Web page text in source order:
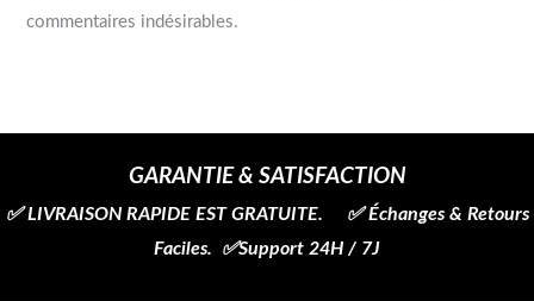
commentaires indésirables.
GARANTIE & SATISFACTION
✅ LIVRAISON RAPIDE EST GRATUITE. ✅ Échanges & Retours
Faciles. ✅Support 24H / 7J